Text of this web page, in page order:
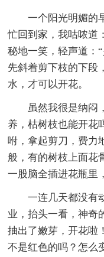
一个阳光明媚的
忙回到家，我咕哝道
秘地一笑，轻声道：
先斜着剪下枝的下段
水，才可以开花。
虽然我很是纳闷
养，枯树枝也能开花
咐，拿起剪刀，费力
般，有的树枝上面花
一股脑全插进花瓶里
一连几天都没有
业，抬头一看，神奇
抽出了嫩芽，开花啦
不是红色的吗？怎么